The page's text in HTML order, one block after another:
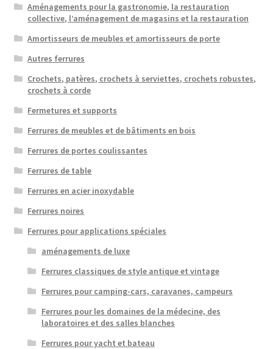
Aménagements pour la gastronomie, la restauration
collective, l’aménagement de magasins et la restauration
Amortisseurs de meubles et amortisseurs de porte
Autres ferrures
Crochets, patères, crochets à serviettes, crochets robustes,
crochets à corde
Fermetures et supports
Ferrures de meubles et de bâtiments en bois
Ferrures de portes coulissantes
Ferrures de table
Ferrures en acier inoxydable
Ferrures noires
Ferrures pour applications spéciales
aménagements de luxe
Ferrures classiques de style antique et vintage
Ferrures pour camping-cars, caravanes, campeurs
Ferrures pour les domaines de la médecine, des
laboratoires et des salles blanches
Ferrures pour yacht et bateau